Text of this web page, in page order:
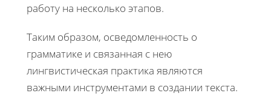
работу на несколько этапов.
Таким образом, осведомленность о
грамматике и связанная с нею
лингвистическая практика являются
важными инструментами в создании текста.